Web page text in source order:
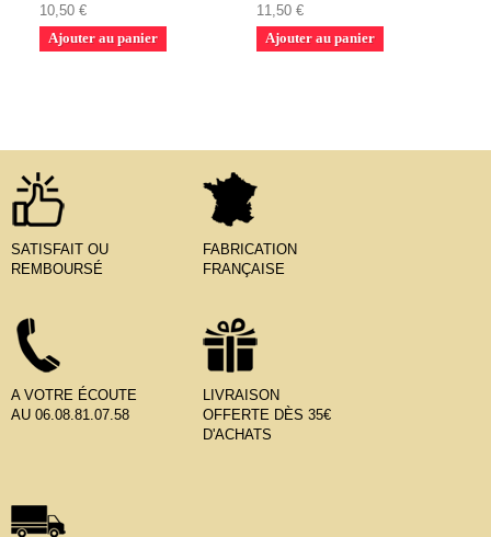
10,50 €
Ajouter au panier
11,50 €
Ajouter au panier
SATISFAIT OU
REMBOURSÉ
FABRICATION
FRANÇAISE
A VOTRE ÉCOUTE
AU 06.08.81.07.58
LIVRAISON
OFFERTE DÈS 35€
D'ACHATS